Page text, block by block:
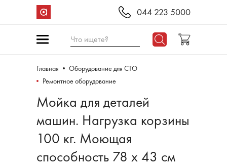
044 223 5000
Что ищете?
Главная
Оборудование для СТО
Ремонтное оборудование
Мойка для деталей
машин. Нагрузка корзины
100 кг. Моющая
способность 78 х 43 см